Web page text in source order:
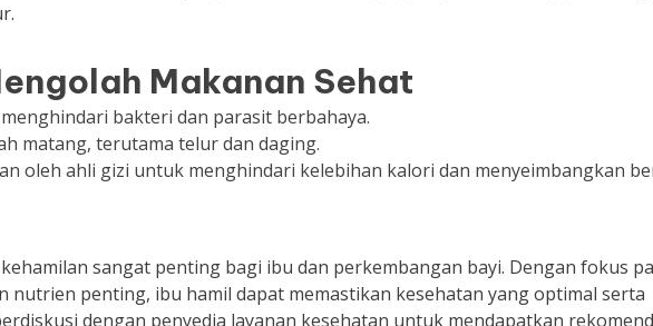
Makanan Sehat
bakteri dan parasit berbahaya.
matang, terutama telur dan daging.
oleh ahli gizi untuk menghindari kelebihan kalori dan menyeimbangkan
sangat penting bagi ibu dan perkembangan bayi. Dengan fokus
nutrien penting, ibu hamil dapat memastikan kesehatan yang optimal serta
dengan penyedia layanan kesehatan untuk mendapatkan